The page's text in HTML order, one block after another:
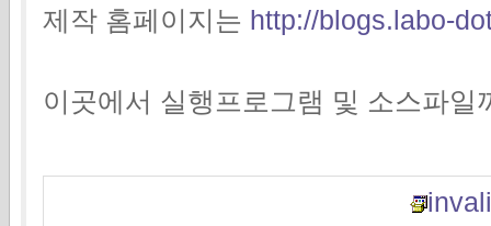
제작 홈페이지는 http://blogs.labo-
이곳에서 실행프로그램 및 소스파일